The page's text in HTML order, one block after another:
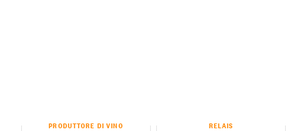
PRODUTTORE DI VINO RELAIS